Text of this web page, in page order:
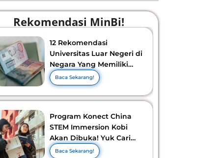
Rekomendasi MinBi!
12 Rekomendasi
Universitas Luar Negeri di
Negara Yang Memiliki
Visa Murah di 2026-2027!
Baca Sekarang!
Program Konect China
STEM Immersion Kobi
Akan Dibuka! Yuk Cari
Tahu Info Selengkapnya!
Baca Sekarang!